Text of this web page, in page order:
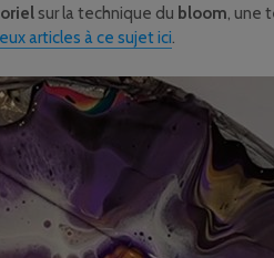
sur la technique du bloom, une
articles à ce sujet ici.